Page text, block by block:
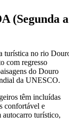
(Segunda a
turística no rio
com regresso
do Douro
da UNESCO.
têm incluídas
confortável e
autocarro turístico,